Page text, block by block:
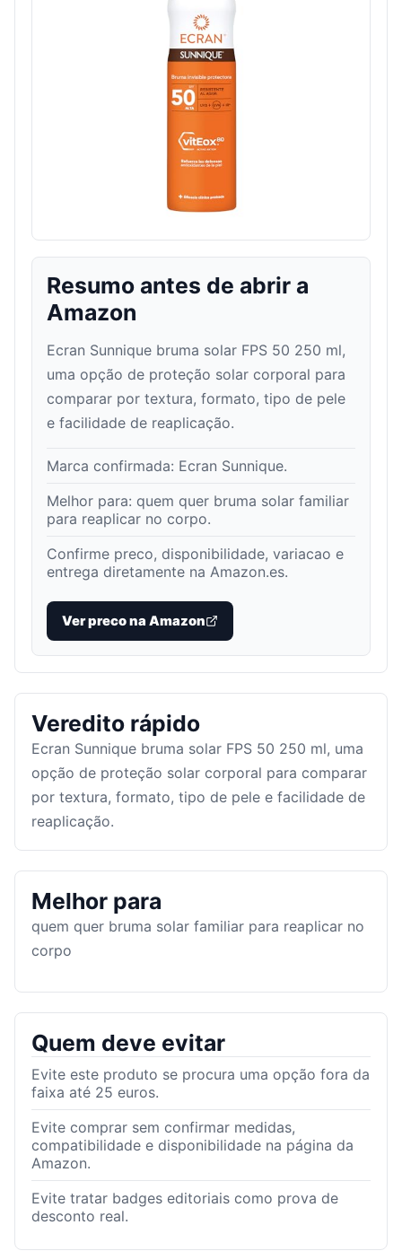
Resumo antes de abrir a
Amazon
Ecran Sunnique bruma solar FPS 50 250 ml,
uma opção de proteção solar corporal para
comparar por textura, formato, tipo de pele
e facilidade de reaplicação.
Marca confirmada: Ecran Sunnique.
Melhor para: quem quer bruma solar familiar
para reaplicar no corpo.
Confirme preco, disponibilidade, variacao e
entrega diretamente na Amazon.es.
Ver preco na Amazon
Veredito rápido
Ecran Sunnique bruma solar FPS 50 250 ml, uma
opção de proteção solar corporal para comparar
por textura, formato, tipo de pele e facilidade de
reaplicação.
Melhor para
quem quer bruma solar familiar para reaplicar no
corpo
Quem deve evitar
Evite este produto se procura uma opção fora da
faixa até 25 euros.
Evite comprar sem confirmar medidas,
compatibilidade e disponibilidade na página da
Amazon.
Evite tratar badges editoriais como prova de
desconto real.